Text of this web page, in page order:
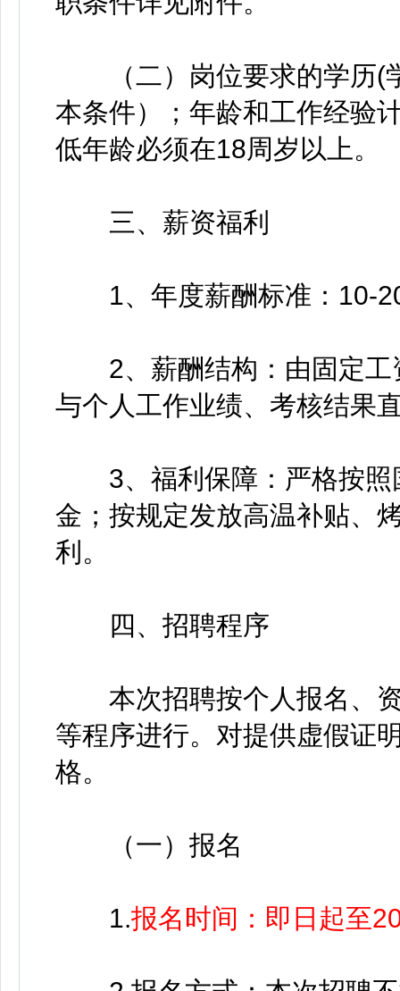
（二）岗位要求的学历(
本条件）；年龄和工作经验
低年龄必须在18周岁以上。
三、薪资福利
1、年度薪酬标准：10-
2、薪酬结构：由固定工
与个人工作业绩、考核结果
3、福利保障：严格按照
金；按规定发放高温补贴、
利。
四、招聘程序
本次招聘按个人报名、资
等程序进行。对提供虚假证
格。
（一）报名
1.报名时间：即日起至